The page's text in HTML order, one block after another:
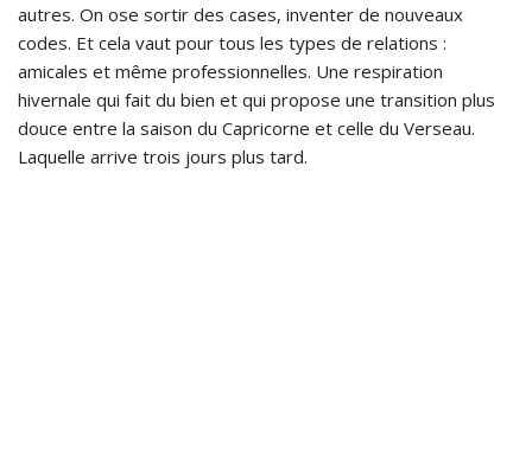
autres. On ose sortir des cases, inventer de nouveaux
codes. Et cela vaut pour tous les types de relations :
amicales et même professionnelles. Une respiration
hivernale qui fait du bien et qui propose une transition plus
douce entre la saison du Capricorne et celle du Verseau.
Laquelle arrive trois jours plus tard.